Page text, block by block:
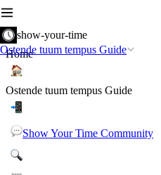
show-your-time
Ostende tuum tempus Guide
Home
Ostende tuum tempus Guide
Show Your Time Community